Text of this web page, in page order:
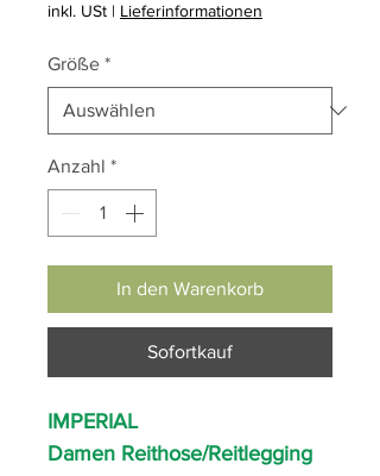
inkl. USt | Lieferinformationen
Größe *
Anzahl *
In den Warenkorb
Sofortkauf
IMPERIAL
Damen Reithose/Reitlegging